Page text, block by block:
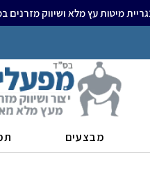
מיטות עץ מלא ושיווק
מבצעים